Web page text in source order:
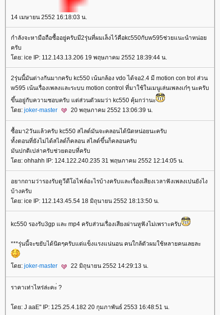
14 เมษายน 2552 16:18:03 น.
กำลังจะหามือถือซื้ออยู่ครับมี2รุ่นที่ผมเล็งไว้คือkc550กับw595ช่วยแนะนำหน่อ
ครับ
ดย: ice IP: 112.143.13.206 19 พฤษภาคม 2552 18:39:44 น.
2รุ่นนี้มันต่างกันมากครับ kc550 เน้นกล้อง vdo ได้จอ2.4 มี motion con trol ส่วน
w595 เน้นเรื่องเพลงและระบบ motion control ที่มาใช้ในเมนูเล่นเพลงเก๋ๆ นะครับ
ขึ้นอยู่กับความชอบครับ แต่ส่วนตัวผมว่า kc550 คุ้มกว่านะ
ดย: joker-master 20 พฤษภาคม 2552 13:06:39 น.
ซื้อมา2วันแล้วครับ kc550 สไลด์มันจะคลอนได้นิดหน่อยนะครับ
ทั้งตอนที่ยังไม่ได้สไลด์ก็คลอน สไลด์ขึ้นก็คลอนครับ
มันปกติเปล่าครับช่วยตอบที่ครับ
ดย: ohhahh IP: 124.122.240.235 31 พฤษภาคม 2552 12:14:05 น.
อยากถามว่ารองรับดูวีดีโอไฟล์อะไรบ้างครับและเรื่องเสียงเวลาฟังเพลงเปนยังไง
บ้างครับ
ดย: ice IP: 112.143.45.54 18 มิถุนายน 2552 18:13:50 น.
kc550 รองรับ3gp และ mp4 ครับส่วนเรื่องเสียงผ่านหูฟังไม่เพราะครับ
***รุ่นนี้จะขยับได้นิดๆครับแต่แข็งแรงแน่นอน คนใกล้ตัวผมใช้หลายคนเลยละ
ดย: joker-master 22 มิถุนายน 2552 14:29:13 น.
ราคาเท่าไหร่ล่ะคะ่ ?
ดย: J aaE" IP: 125.25.4.182 20 กุมภาพันธ์ 2553 16:48:51 น.